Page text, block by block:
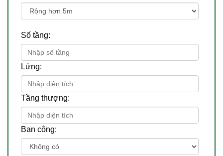
Số tầng:
Lửng:
Tầng thượng:
Ban công: